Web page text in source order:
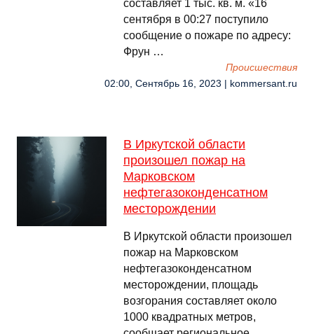
составляет 1 тыс. кв. м. «16
сентября в 00:27 поступило
сообщение о пожаре по адресу:
Фрун …
Происшествия
02:00, Сентябрь 16, 2023 | kommersant.ru
В Иркутской области
произошел пожар на
Марковском
нефтегазоконденсатном
месторождении
В Иркутской области произошел
пожар на Марковском
нефтегазоконденсатном
месторождении, площадь
возгорания составляет около
1000 квадратных метров,